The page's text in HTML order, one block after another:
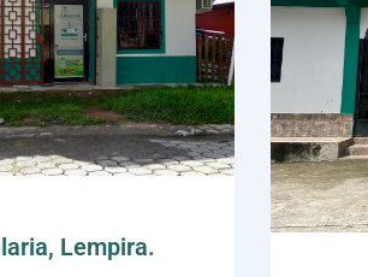
Lempira.